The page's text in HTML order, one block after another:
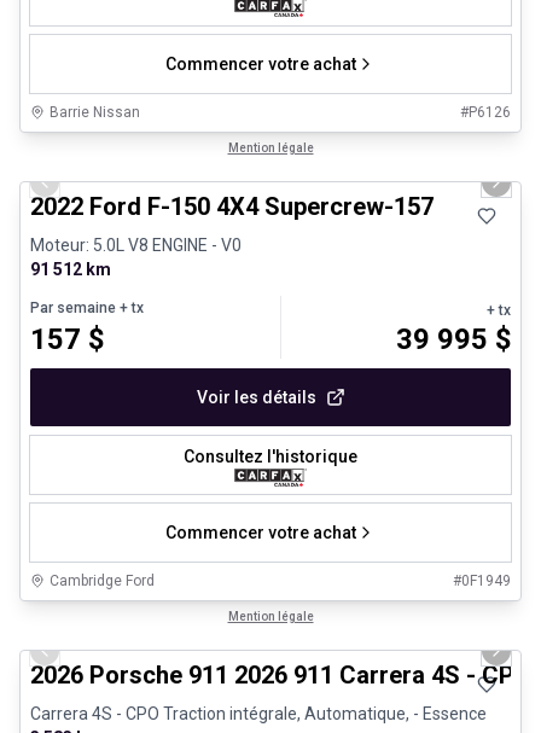
Commencer votre achat
Barrie Nissan #P6126
Mention légale
Previous slide Next
2022 Ford F-150 4X4 Supercrew-157
Moteur: 5.0L V8 ENGINE - V0
91 512 km
Par semaine + tx
157 $
+ tx
39 995 $
Voir les détails
Consultez l'historique
Commencer votre achat
Cambridge Ford #0F1949
Mention légale
Véhicules d'occasion certifiés
Previous slide Next
2026 Porsche 911 2026 911 Carrera 4S - CPO
Carrera 4S - CPO Traction intégrale, Automatique, - Essence